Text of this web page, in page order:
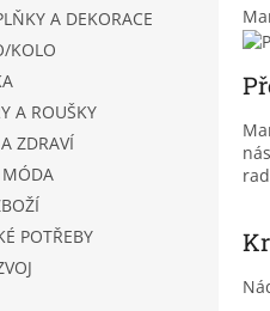
A DEKORACE
KOLO
A ROUŠKY
ZDRAVÍ
MÓDA
POTŘEBY